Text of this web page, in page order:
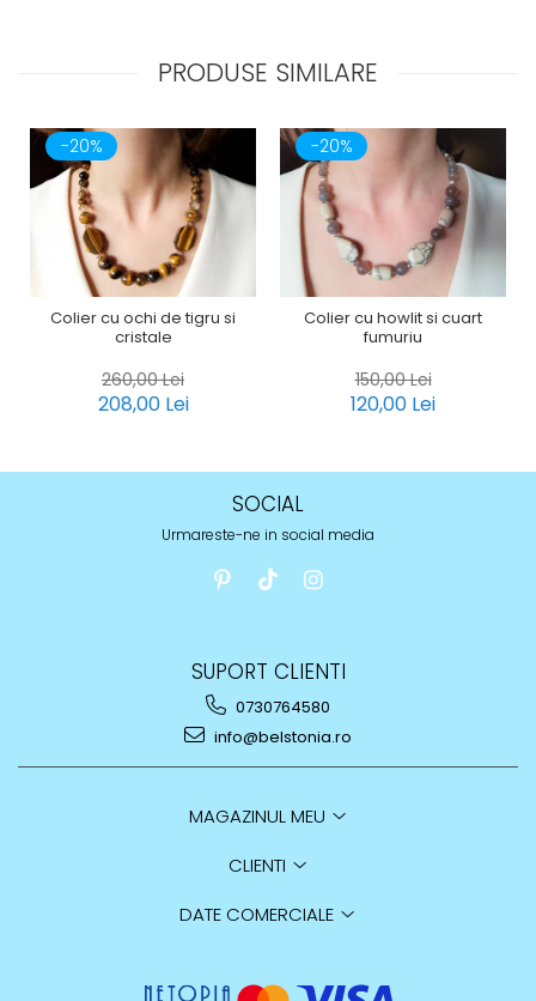
PRODUSE SIMILARE
-20%
Colier cu ochi de tigru si
cristale
260,00 Lei
208,00 Lei
-20%
Colier cu howlit si cuart
fumuriu
150,00 Lei
120,00 Lei
SOCIAL
Urmareste-ne in social media
SUPORT CLIENTI
0730764580
info@belstonia.ro
MAGAZINUL MEU
CLIENTI
DATE COMERCIALE